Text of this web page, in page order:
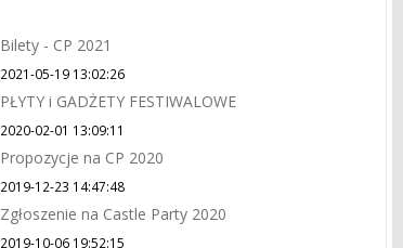
Bilety - CP 2021
2021-05-19 13:02:26
PŁYTY i GADŻETY FESTIWALOWE
2020-02-01 13:09:11
Propozycje na CP 2020
2019-12-23 14:47:48
Zgłoszenie na Castle Party 2020
2019-10-06 19:52:15